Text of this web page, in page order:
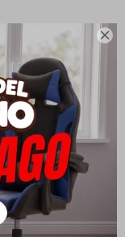

de 5 días para